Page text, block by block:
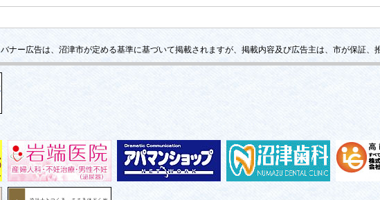
バナー広告は、沼津市が定める基準に基づいて掲載されますが、掲載内容及び広告主は、市が保証、